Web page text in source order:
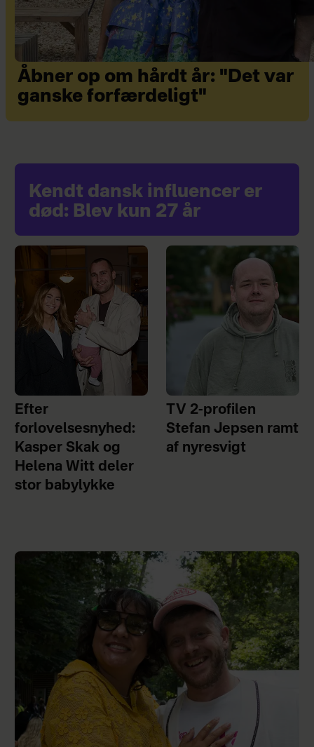
Åbner op om hårdt år: "Det var
ganske forfærdeligt"
Kendt dansk influencer er
død: Blev kun 27 år
Efter
forlovelsesnyhed:
Kasper Skak og
Helena Witt deler
stor babylykke
TV 2-profilen
Stefan Jepsen ramt
af nyresvigt